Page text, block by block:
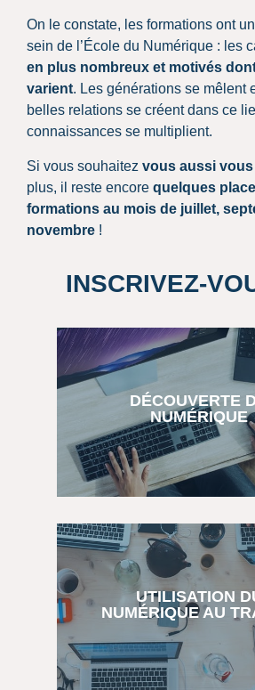
On le constate, les formations ont
sein de l’École du Numérique : les
en plus nombreux et motivés
varient. Les générations se mêlent
belles relations se créent dans ce
connaissances se multiplient.
Si vous souhaitez vous aussi vous
plus, il reste encore quelques
formations au mois de juillet,
novembre !
INSCRIVEZ-
DÉCOUVERTE
NUMÉRIQUE
DÉCOUVERTE
Pour ceux qui souhaitent
du numérique
En savoir plus
UTILISATION
NUMÉRIQUE AU